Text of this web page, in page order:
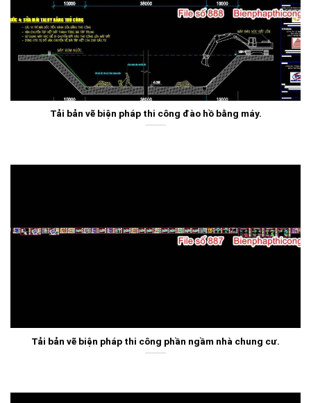
Tải bản vẽ biện pháp thi công đào hồ bằng máy.
Tải bản vẽ biện pháp thi công phần ngầm nhà chung cư.